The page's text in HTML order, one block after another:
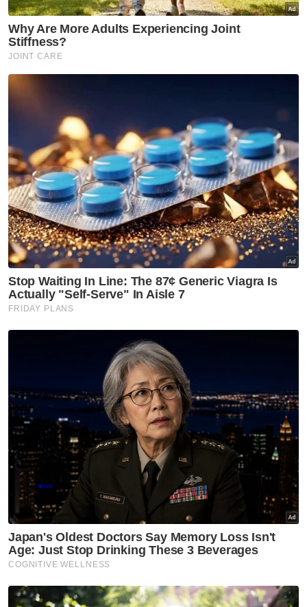
di Singapura adalah yang lebih ringan atau
tergolong dalam varian clade II.
Kebanyakannya berlaku semasa wabak
global antara 2022 dengan 2023.
Singapura merekodkan 12 kes cacar monyet
sejak Januari 2024, yang disahkan
Kementerian Kesihatan Singapura (MOH),
dengan kedua-duanya membabitkan varian
clade II.
Muat turun aplikasi Sinar Harian.Klik di sini!
Kes Mpox
Johor Bahru
Exco
Artikel Disyorkan
Johor
‘Bukan wayang, kami cuma
tuntut janji KKM’ - Onn Hafiz